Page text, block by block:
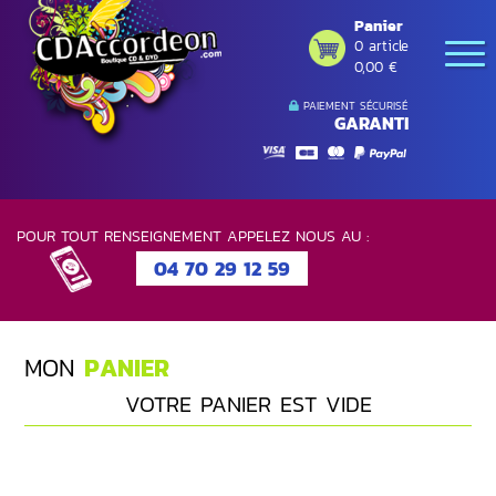
PAIEMENT SÉCURISÉ
GARANTI
Panier
0 article
0,00 €
POUR TOUT RENSEIGNEMENT APPELEZ NOUS AU :
04 70 29 12 59
MON PANIER
VOTRE PANIER EST VIDE